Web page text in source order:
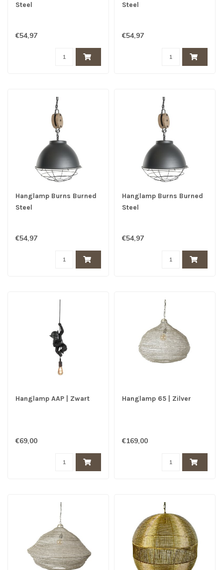
Steel
€54,97
Steel
€54,97
Hanglamp Burns Burned
Steel
€54,97
Hanglamp Burns Burned
Steel
€54,97
Hanglamp AAP | Zwart
€69,00
Hanglamp 65 | Zilver
€169,00